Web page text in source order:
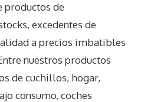
productos de
excedentes de
a precios imbatibles
nuestros productos
de cuchillos, hogar,
consumo, coches